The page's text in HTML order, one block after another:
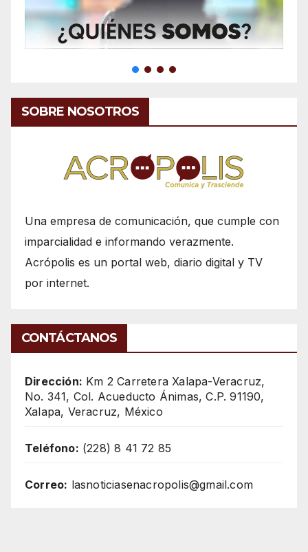
SOBRE NOSOTROS
Una empresa de comunicación, que cumple con
imparcialidad e informando verazmente.
Acrópolis es un portal web, diario digital y TV
por internet.
CONTÁCTANOS
Dirección: Km 2 Carretera Xalapa-Veracruz,
No. 341, Col. Acueducto Ánimas, C.P. 91190,
Xalapa, Veracruz, México
Teléfono: (228) 8 41 72 85
Correo: lasnoticiasenacropolis@gmail.com